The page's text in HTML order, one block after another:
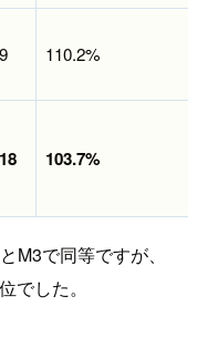
110.2%
103.7%
M3で同等ですが、
でした。